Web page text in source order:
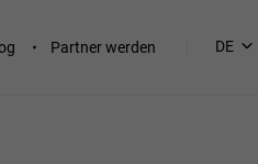
Partner werden DE